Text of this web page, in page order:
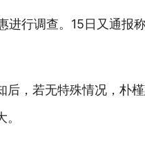
进行调查。15日又通报
，若无特殊情况，朴